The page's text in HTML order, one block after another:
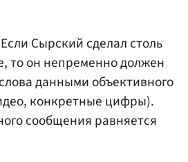
Сырский сделал столь
то он непременно должен
данными объективного
конкретные цифры).
сообщения равняется